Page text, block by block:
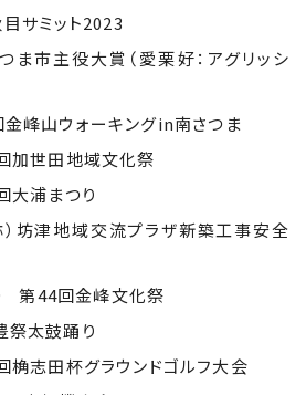
サミット2023
市主役大賞（愛栗好：アグリッシ
峰山ウォーキングin南さつま
世田地域文化祭
浦まつり
坊津地域交流プラザ新築工事安全
第44回金峰文化祭
太鼓踊り
志田杯グラウンドゴルフ大会